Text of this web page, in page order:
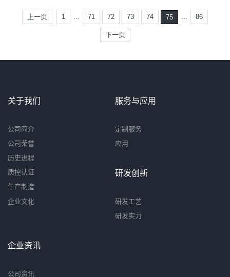
上一页 1 ... 71 72 73 74 75 ... 86
下一页
关于我们
公司简介
公司荣誉
历史进程
质控认证
生产制造
企业文化
服务与应用
定制服务
应用
研发创新
研发工艺
研发实力
企业资讯
公司资讯